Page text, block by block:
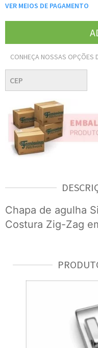
VER MEIOS DE PAGAMENTO
CONHEÇA NOSSAS OPÇÕES
Chapa de agulha
Costura Zig-Zag